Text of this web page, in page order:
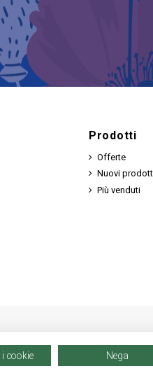
Prodotti
Offerte
Nuovi
Più venduti
cookie Nega